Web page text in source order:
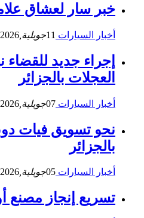
خبر سار لعشاق
أخبار السيارات 11جويلية, 2026
إجراء جديد للقضاء
العجلات بالجزائر
أخبار السيارات 07جويلية, 2026
نحو تسويق فيات
بالجزائر
أخبار السيارات 05جويلية,2026
تسريع إنجاز مصنع